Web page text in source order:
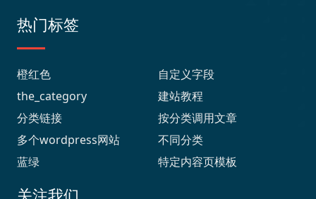
热门标签
橙红色
自定义字段
the_category
建站教程
分类链接
按分类调用文章
多个wordpress网站
不同分类
蓝绿
特定内容页模板